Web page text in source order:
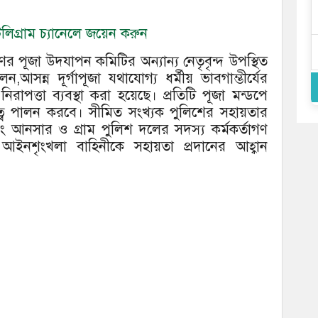
চ্যানেলে জয়েন করুন
পূজা উদযাপন কমিটির অন্যান্য নেতৃবৃন্দ উপস্থিত
দূর্গাপূজা যথাযোগ্য ধর্মীয় ভাবগাম্ভীর্যের
ব্যবস্থা করা হয়েছে। প্রতিটি পূজা মন্ডপে
পালন করবে। সীমিত সংখ্যক পুলিশের সহায়তার
আনসার ও গ্রাম পুলিশ দলের সদস্য কর্মকর্তাগণ
বাহিনীকে সহায়তা প্রদানের আহ্বান